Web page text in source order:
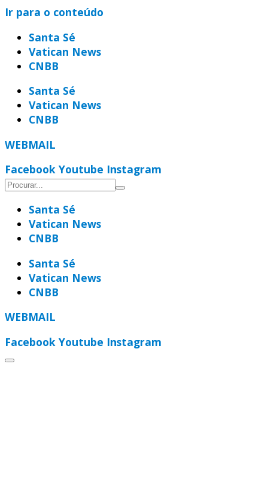
Ir para o conteúdo
Santa Sé
Vatican News
CNBB
Santa Sé
Vatican News
CNBB
WEBMAIL
Facebook Youtube Instagram
Santa Sé
Vatican News
CNBB
Santa Sé
Vatican News
CNBB
WEBMAIL
Facebook Youtube Instagram